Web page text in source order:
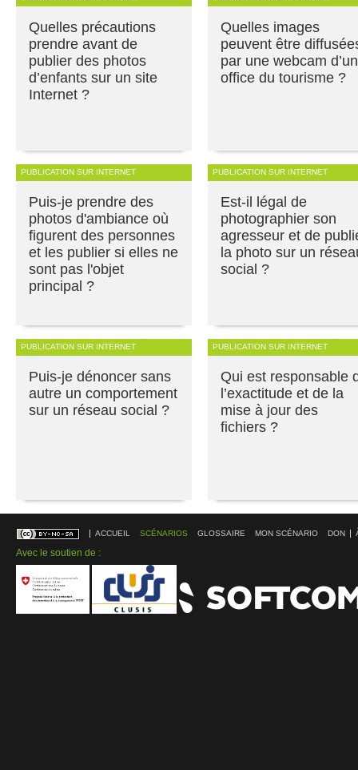
Quelles précautions
prendre avant de
publier des photos
d’enfants sur un site
Internet ?
Quelles images
peuvent être
par une webcam d’un
office du tourisme ?
PUBLICATION SUR INTERNET
Puis-je prendre des
photos d'ambiance où
figurent des personnes
et les publier si elles ne
sont pas l'objet
principal ?
PUBLICATION SUR INTERNET
Est-il légal de
photographier son
agresseur et de
la photo sur un
social ?
PUBLICATION SUR INTERNET
Puis-je dénoncer sans
autre un comportement
sur un réseau social ?
PUBLICATION SUR INTERNET
Qui est responsable
l’exactitude et de la
mise à jour des
fichiers ?
ACCUEIL SCÉNARIOS GLOSSAIRE MON SCÉNARIO DON
Avec le soutien de :